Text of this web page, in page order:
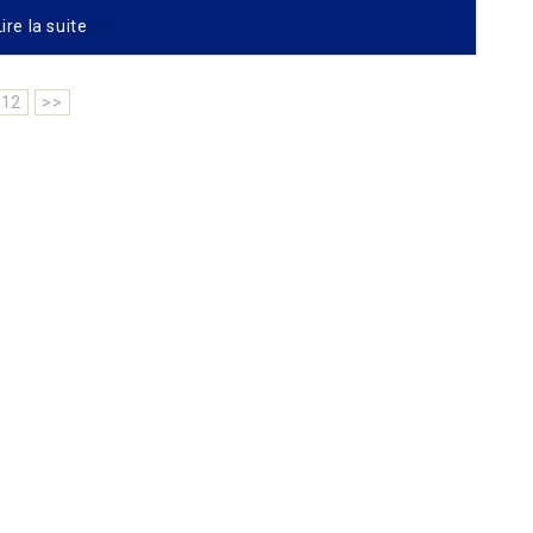
la suite
12 >>